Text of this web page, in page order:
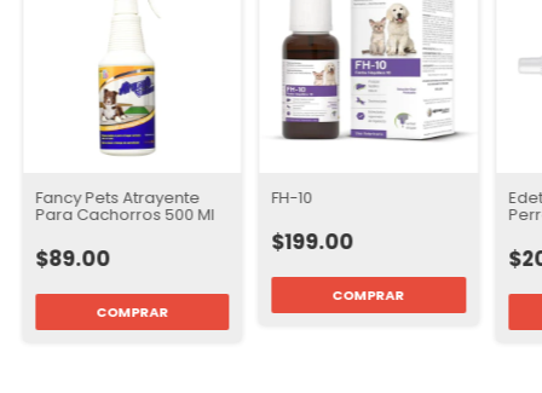
Fancy Pets Atrayente
Para Cachorros 500 Ml
$89.00
FH-10
$199.00
COMPRAR